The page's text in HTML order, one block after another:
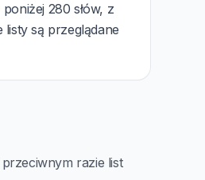
280 słów, z
listy są przeglądane
razie list